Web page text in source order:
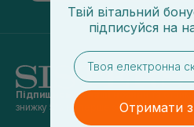
Підпишись на наші новини
знижку 5% на перше замовлення
Твій вітальний
підписуйся на
email
Отримати